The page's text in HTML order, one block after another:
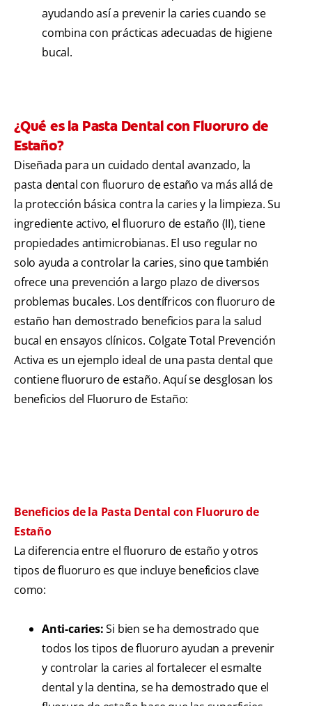
ayudando así a prevenir la caries cuando se
combina con prácticas adecuadas de higiene
bucal.
¿Qué es la Pasta Dental con Fluoruro de
Estaño?
Diseñada para un cuidado dental avanzado, la
pasta dental con fluoruro de estaño va más allá de
la protección básica contra la caries y la limpieza. Su
ingrediente activo, el fluoruro de estaño (II), tiene
propiedades antimicrobianas. El uso regular no
solo ayuda a controlar la caries, sino que también
ofrece una prevención a largo plazo de diversos
problemas bucales. Los dentífricos con fluoruro de
estaño han demostrado beneficios para la salud
bucal en ensayos clínicos. Colgate Total Prevención
Activa es un ejemplo ideal de una pasta dental que
contiene fluoruro de estaño. Aquí se desglosan los
beneficios del Fluoruro de Estaño:
Beneficios de la Pasta Dental con Fluoruro de
Estaño
La diferencia entre el fluoruro de estaño y otros
tipos de fluoruro es que incluye beneficios clave
como:
Anti-caries:Si bien se ha demostrado que
todos los tipos de fluoruro ayudan a prevenir
y controlar la caries al fortalecer el esmalte
dental y la dentina, se ha demostrado que el